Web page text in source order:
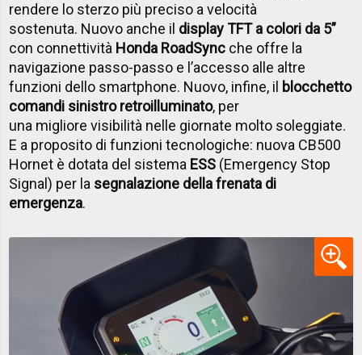
rendere lo sterzo più preciso a velocità
sostenuta. Nuovo anche il display TFT a colori da 5”
con connettività Honda RoadSync che offre la
navigazione passo-passo e l’accesso alle altre
funzioni dello smartphone. Nuovo, infine, il blocchetto
comandi sinistro retroilluminato, per
una migliore visibilità nelle giornate molto soleggiate.
E a proposito di funzioni tecnologiche: nuova CB500
Hornet è dotata del sistema ESS (Emergency Stop
Signal) per la segnalazione della frenata di
emergenza.